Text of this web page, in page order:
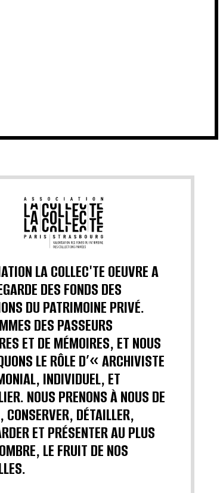
LA COLLEC'TE OEUVRE A
DES FONDS DES
DU PATRIMOINE PRIVÉ.
DES PASSEURS
ET DE MÉMOIRES, ET NOUS
LE RÔLE D’« ARCHIVISTE
INDIVIDUEL, ET
NOUS PRENONS À NOUS DE
CONSERVER, DÉTAILLER,
ET PRÉSENTER AU PLUS
LE FRUIT DE NOS